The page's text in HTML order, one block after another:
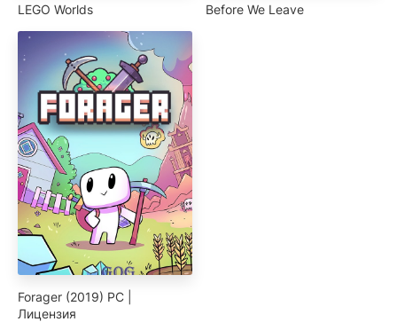
LEGO Worlds Before We Leave
Forager (2019) PC |
Лицензия